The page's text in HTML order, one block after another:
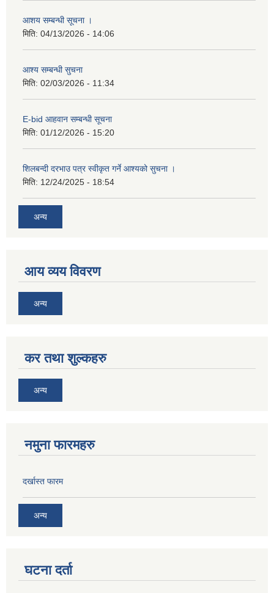
आशय सम्बन्धी सूचना ।
मिति: 04/13/2026 - 14:06
आश्य सम्बन्धी सुचना
मिति: 02/03/2026 - 11:34
E-bid आहवान सम्बन्धी सूचना
मिति: 01/12/2026 - 15:20
शिलबन्दी दरभाउ पत्र स्वीकृत गर्ने आश्यको सुचना ।
मिति: 12/24/2025 - 18:54
अन्य
आय व्यय विवरण
अन्य
कर तथा शुल्कहरु
अन्य
नमुना फारमहरु
दर्खास्त फारम
अन्य
घटना दर्ता